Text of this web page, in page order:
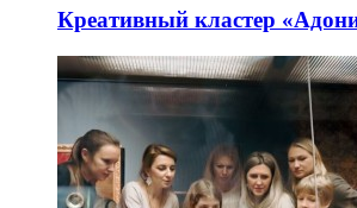
Креативный кластер